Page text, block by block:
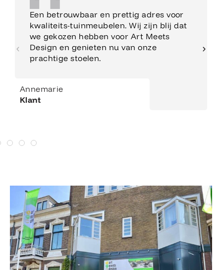
Een betrouwbaar en prettig adres voor
kwaliteits-tuinmeubelen. Wij zijn blij dat
we gekozen hebben voor Art Meets
Design en genieten nu van onze
prachtige stoelen.
Annemarie
Klant